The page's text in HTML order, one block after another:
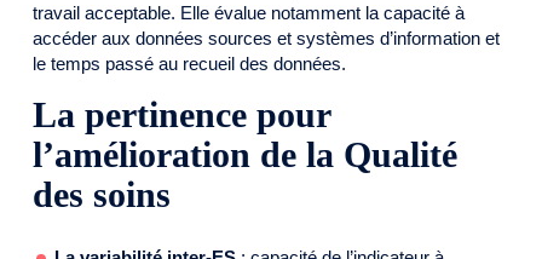
travail acceptable. Elle évalue notamment la capacité à
accéder aux données sources et systèmes d’information et
le temps passé au recueil des données.
La pertinence pour
l’amélioration de la Qualité
des soins